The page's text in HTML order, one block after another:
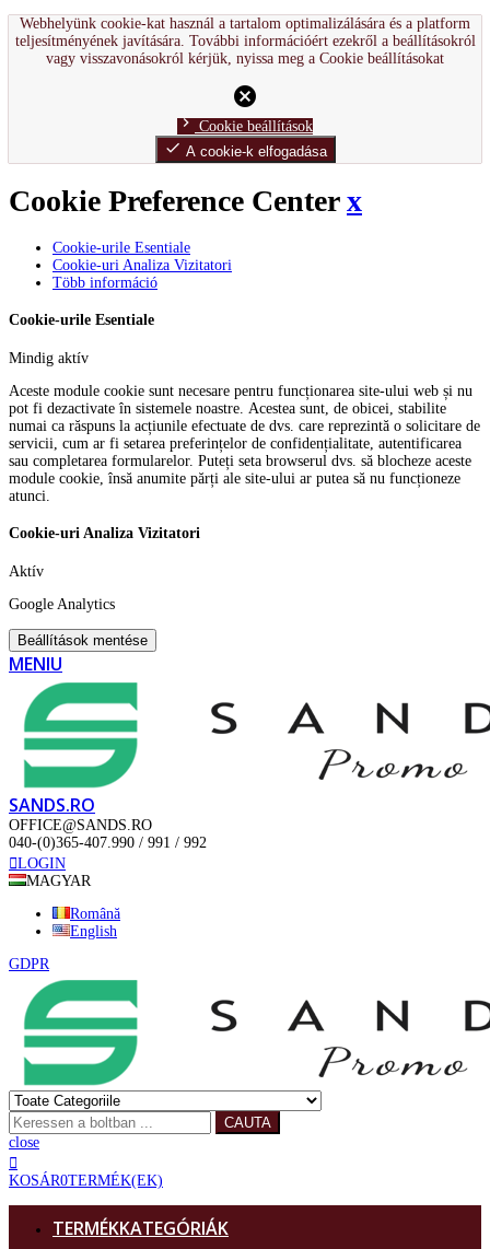
Webhelyünk cookie-kat használ a tartalom optimalizálására és a platform
teljesítményének javítására. További információért ezekről a beállításokról
vagy visszavonásokról kérjük, nyissa meg a Cookie beállításokat
cancel
chevron_right Cookie beállítások
done A cookie-k elfogadása
Cookie Preference Centerx
Cookie-urile Esentiale
Cookie-uri Analiza Vizitatori
Több információ
Cookie-urile Esentiale
Mindig aktív
Aceste module cookie sunt necesare pentru funcționarea site-ului web și nu
pot fi dezactivate în sistemele noastre. Acestea sunt, de obicei, stabilite
numai ca răspuns la acțiunile efectuate de dvs. care reprezintă o solicitare de
servicii, cum ar fi setarea preferințelor de confidențialitate, autentificarea
sau completarea formularelor. Puteți seta browserul dvs. să blocheze aceste
module cookie, însă anumite părți ale site-ului ar putea să nu funcționeze
atunci.
Cookie-uri Analiza Vizitatori
Aktív
Google Analytics
Beállítások mentése
MENIU
SANDS.RO
OFFICE@SANDS.RO
040-(0)365-407.990 / 991 / 992
LOGIN
MAGYAR
Română
English
GDPR
CAUTA
close
KOSÁR0TERMÉK(EK)
TERMÉKKATEGÓRIÁK